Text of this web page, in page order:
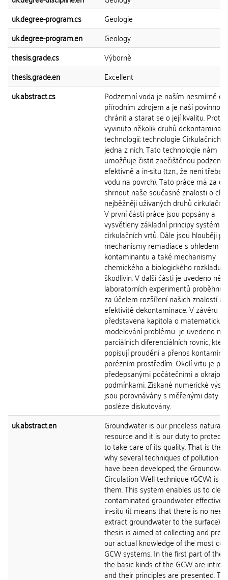
uk.degree-program.cs
Geologie
uk.degree-program.en
Geology
thesis.grade.cs
Výborně
thesis.grade.en
Excellent
uk.abstract.cs
Podzemní voda je naším nesmírně
přírodním zdrojem a je naší
chránit a starat se o její kvalitu. Proto
vyvinuto několik druhů
technologií; technologie Cirkulačních
jedna z nich. Tato technologie nám
umožňuje čistit znečištěnou
efektivně a in-situ (tzn., že není třeba
vodu na povrch). Tato práce má za cíl
shrnout naše současné znalosti o
nejběžněji užívaných druhů
V první části práce jsou popsány a
vysvětleny základní principy systému
cirkulačních vrtů. Dále jsou hlouběji
mechanismy remadiace s ohledem
kontaminantu a také mechanismy
chemického a biologického rozkladu
škodlivin. V další části je uvedeno
laboratorních experimentů
za účelem rozšíření našich znalostí a
efektivitě dekontaminace. V závěru
představena kapitola o
modelování problému- je uvedeno
parciálních diferenciálních rovnic, které
popisují proudění a přenos
porézním prostředím. Okolí vrtu je
předepsanými počátečními a
podmínkami. Získané numerické
jsou porovnávány s měřenými daty a
posléze diskutovány.
uk.abstract.en
Groundwater is our priceless natural
resource and it is our duty to protect
to take care of its quality. That is the
why several techniques of pollution
have been developed; the
Circulation Well technique (GCW) is
them. This system enables us to
contaminated groundwater
in-situ (it means that there is no
extract groundwater to the surface).
thesis is aimed at collecting and
our actual knowledge of the most
GCW systems. In the first part of the
the basic kinds of the GCW are
and their principles are presented.